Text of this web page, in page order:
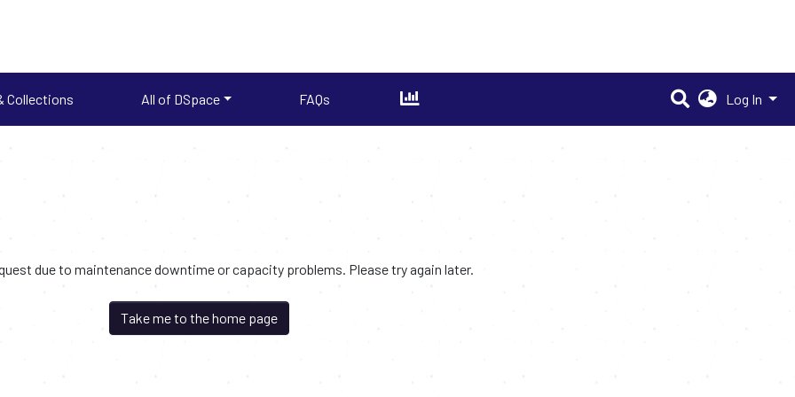
Collections All of DSpace FAQs Log In
due to maintenance downtime or capacity problems. Please try again later.
Take me to the home page